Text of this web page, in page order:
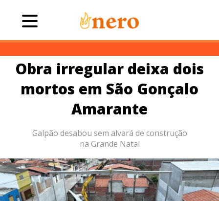
Obra irregular deixa dois
mortos em São Gonçalo
Amarante
Galpão desabou sem alvará de construção
na Grande Natal